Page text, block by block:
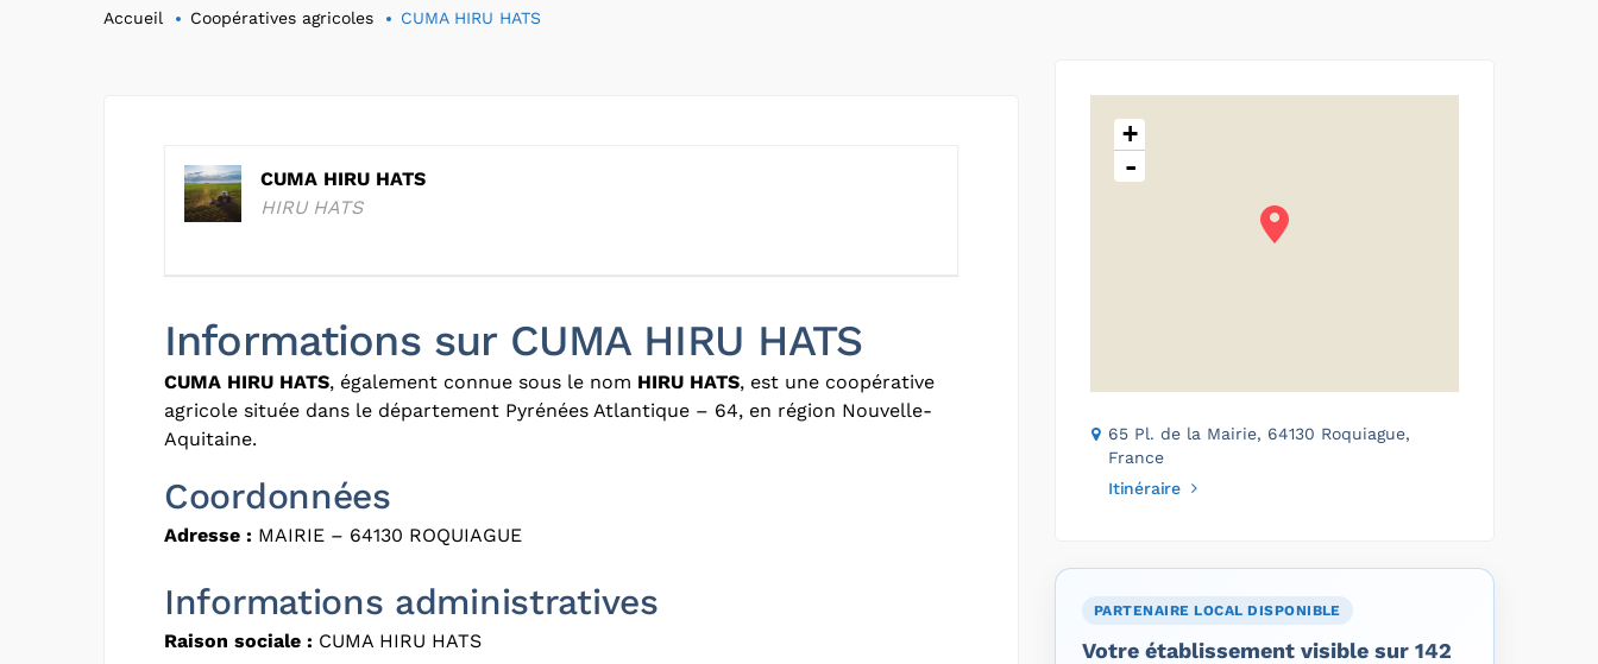
Accueil Coopératives agricoles CUMA HIRU HATS
CUMA HIRU HATS
HIRU HATS
Informations sur CUMA HIRU HATS
CUMA HIRU HATS, également connue sous le nom HIRU HATS, est une coopérative
agricole située dans le département Pyrénées Atlantique – 64, en région Nouvelle-
Aquitaine.
Coordonnées
Adresse : MAIRIE – 64130 ROQUIAGUE
Informations administratives
Raison sociale : CUMA HIRU HATS
+
-
65 Pl. de la Mairie, 64130 Roquiague,
France
Itinéraire
PARTENAIRE LOCAL DISPONIBLE
Votre établissement visible sur 142